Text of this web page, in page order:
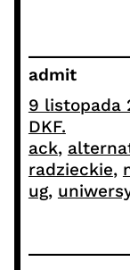
admit
9 listopada
DKF.
ack,
radzieckie,
ug,